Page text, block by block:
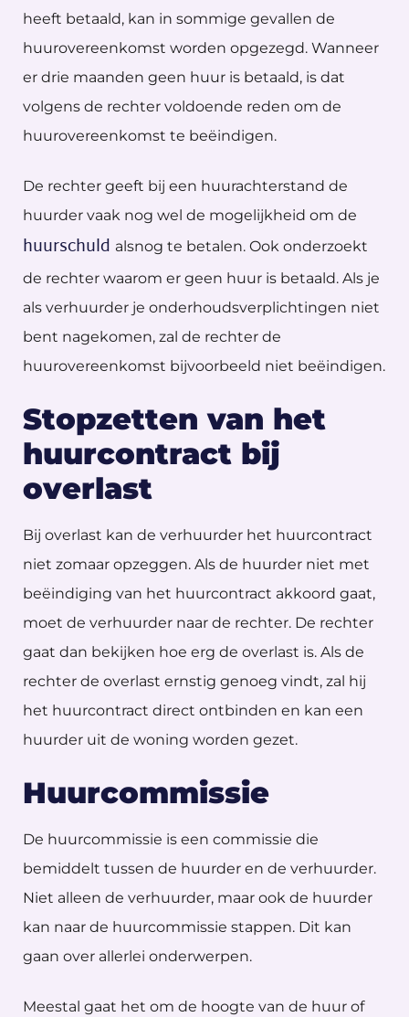
heeft betaald, kan in sommige gevallen de
huurovereenkomst worden opgezegd. Wanneer
er drie maanden geen huur is betaald, is dat
volgens de rechter voldoende reden om de
huurovereenkomst te beëindigen.
De rechter geeft bij een huurachterstand de
huurder vaak nog wel de mogelijkheid om de
huurschuld alsnog te betalen. Ook onderzoekt
de rechter waarom er geen huur is betaald. Als je
als verhuurder je onderhoudsverplichtingen niet
bent nagekomen, zal de rechter de
huurovereenkomst bijvoorbeeld niet beëindigen.
Stopzetten van het
huurcontract bij
overlast
Bij overlast kan de verhuurder het huurcontract
niet zomaar opzeggen. Als de huurder niet met
beëindiging van het huurcontract akkoord gaat,
moet de verhuurder naar de rechter. De rechter
gaat dan bekijken hoe erg de overlast is. Als de
rechter de overlast ernstig genoeg vindt, zal hij
het huurcontract direct ontbinden en kan een
huurder uit de woning worden gezet.
Huurcommissie
De huurcommissie is een commissie die
bemiddelt tussen de huurder en de verhuurder.
Niet alleen de verhuurder, maar ook de huurder
kan naar de huurcommissie stappen. Dit kan
gaan over allerlei onderwerpen.
Meestal gaat het om de hoogte van de huur of